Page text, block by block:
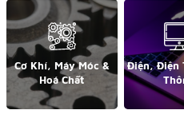
Cơ Khí, Máy Móc &
Hoá Chất
Điện, Điện